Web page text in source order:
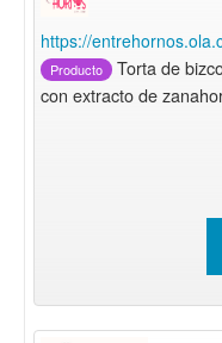
https://
Producto
Torta de
con extracto de